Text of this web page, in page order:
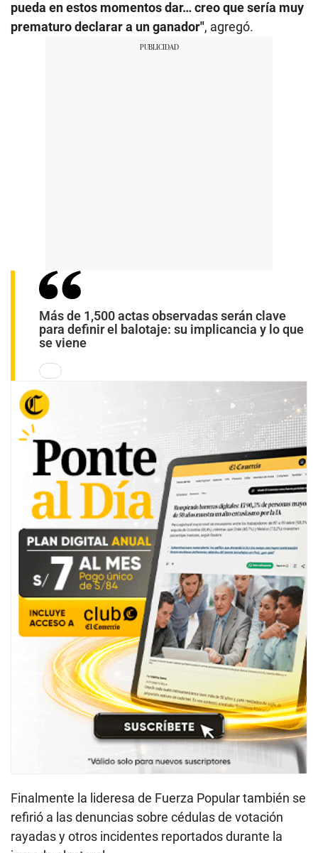
pueda en estos momentos dar… creo que sería muy
prematuro declarar a un ganador", agregó.
Más de 1,500 actas observadas serán clave
para definir el balotaje: su implicancia y lo que
se viene
Finalmente la lideresa de Fuerza Popular también se
refirió a las denuncias sobre cédulas de votación
rayadas y otros incidentes reportados durante la